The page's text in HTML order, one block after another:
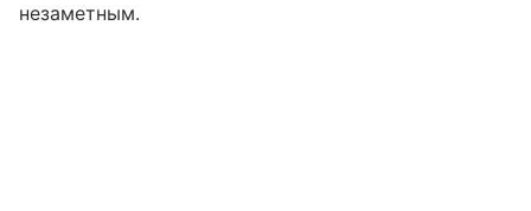
незаметным.